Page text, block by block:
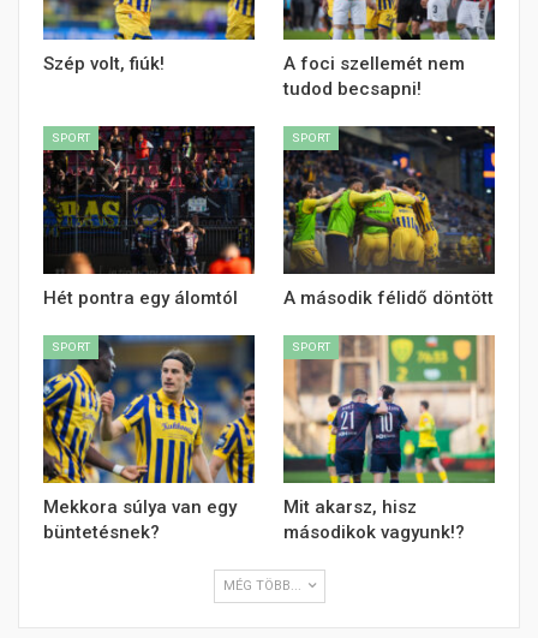
Szép volt, fiúk!
A foci szellemét nem
tudod becsapni!
SPORT
Hét pontra egy álomtól
SPORT
A második félidő döntött
SPORT
Mekkora súlya van egy
büntetésnek?
SPORT
Mit akarsz, hisz
másodikok vagyunk!?
MÉG TÖBB...